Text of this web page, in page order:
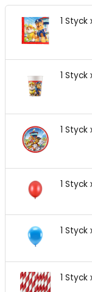
1
1
1
1 Styck
1 Styck
1